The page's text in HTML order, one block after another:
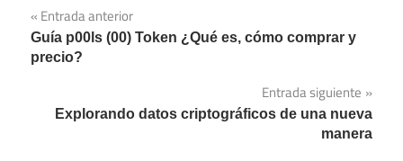
Navegación
de
Entrada anterior
Guía p00ls (00) Token ¿Qué es, cómo comprar y
precio?
Entrada siguiente
Explorando datos criptográficos de una nueva
manera